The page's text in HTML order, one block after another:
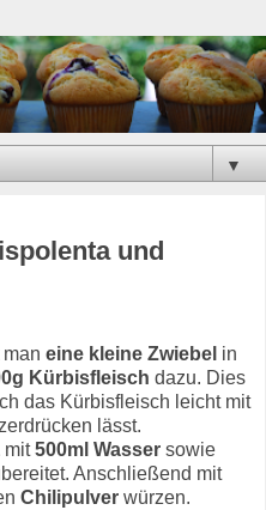
▼
und
eine kleine Zwiebel in
Kürbisfleisch dazu. Dies
das Kürbisfleisch leicht mit
lässt.
mit500ml Wasser sowie
Anschließend mit
Chilipulver würzen.